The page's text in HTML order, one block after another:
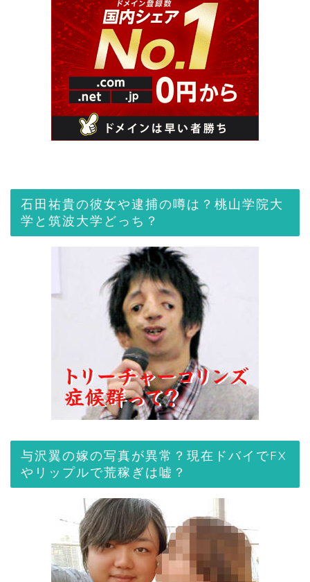
石田祐貴の彼女や逮捕の噂は？桃山学院大
学と筑波大学どっち？
与沢翼の嫁の写真が異常？現在ドバイでFX
やリップルで荒稼ぎは嘘？